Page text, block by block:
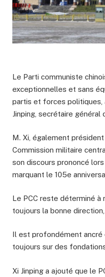
Le Parti communiste
exceptionnelles et sans
partis et forces politiques,
Jinping, secrétaire général
M. Xi, également
Commission militaire
son discours prononcé
marquant le 105e
Le PCC reste déterminé
toujours la bonne
Il est profondément
toujours sur des
Xi Jinping a ajouté que le